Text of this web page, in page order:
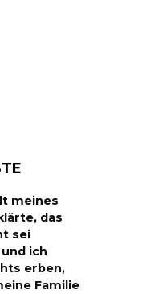
meines
das
sei
ich
erben,
Familie